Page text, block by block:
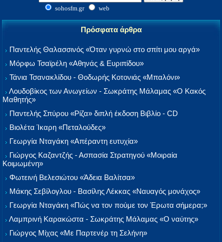
sohosfm.gr web
Πρόσφατα άρθρα
Παντελής Θαλασσινός «Όταν γυρνώ στο σπίτι μου αργά»
Μόρφω Τσαϊρέλη «Αθηνάς & Ευριπίδου»
Τάνια Τσανακλίδου - Θοδωρής Κοτονιάς «Μπαλόνι»
Λουδοβίκος των Ανωγείων - Σωκράτης Μάλαμας «Ο Κακός
Μαθητής»
Παντελής Σπύρου «Ρίζα» διπλή έκδοση Βιβλίο - CD
Βιολέτα Ίκαρη «Πεταλούδες»
Γεωργία Νταγάκη «Aπέραντη ευτυχία»
Γιώργος Καζαντζής - Ασπασία Στρατηγού «Μοιραία
Κοιμωμένη»
Φωτεινή Βελεσιώτου «Άδεια Βαλίτσα»
Μάκης Σεβίλογλου - Βασίλης Λέκκας «Ναυαγός μονάχος»
Γεωργία Νταγάκη «Πώς να τον πούμε τον Έρωτα σήμερα;»
Λαμπρινή Καρακώστα - Σωκράτης Μάλαμας «Ο ναύτης»
Γιώργος Μίχας «Με Παρτενέρ τη Σελήνη»